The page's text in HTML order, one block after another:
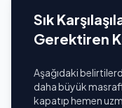
Sık
Gerektiren
Aşağıdaki
daha büyük
kapatıp hemen